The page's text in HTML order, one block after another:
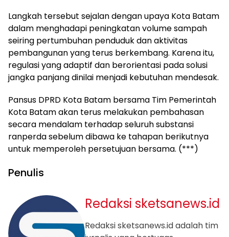
Langkah tersebut sejalan dengan upaya Kota Batam
dalam menghadapi peningkatan volume sampah
seiring pertumbuhan penduduk dan aktivitas
pembangunan yang terus berkembang. Karena itu,
regulasi yang adaptif dan berorientasi pada solusi
jangka panjang dinilai menjadi kebutuhan mendesak.
Pansus DPRD Kota Batam bersama Tim Pemerintah
Kota Batam akan terus melakukan pembahasan
secara mendalam terhadap seluruh substansi
ranperda sebelum dibawa ke tahapan berikutnya
untuk memperoleh persetujuan bersama. (***)
Penulis
Redaksi sketsanews.id
Redaksi sketsanews.id adalah tim